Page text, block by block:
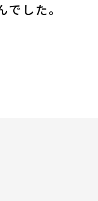
した。